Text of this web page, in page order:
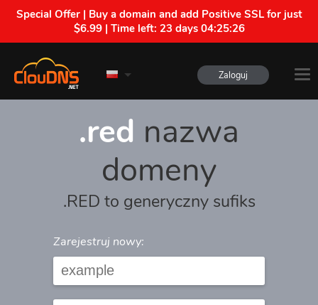
Special Offer | Buy a domain and add Positive SSL for just
$6.99 | Time left: 23 days 04:25:26
Zaloguj
.red nazwa
domeny
.RED to generyczny sufiks
Zarejestruj nowy: